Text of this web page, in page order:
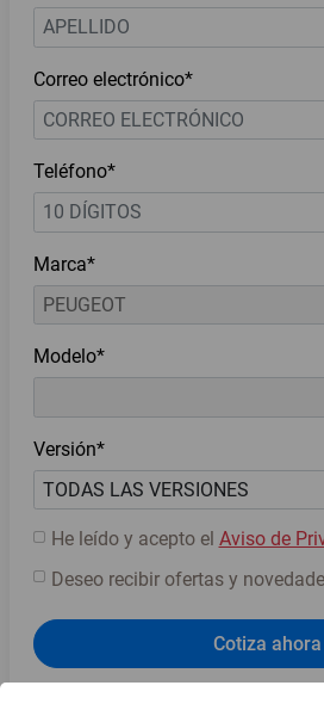
Correo electrónico*
Teléfono*
Marca*
Modelo*
Versión*
He leído y acepto el Aviso de
Deseo recibir ofertas y
Cotiza ahora